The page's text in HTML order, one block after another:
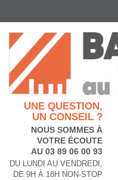
UNE QUESTION,
UN CONSEIL ?
NOUS SOMMES À
VOTRE ÉCOUTE
AU 03 89 06 00 93
DU LUNDI AU VENDREDI,
DE 9H À 18H NON-STOP